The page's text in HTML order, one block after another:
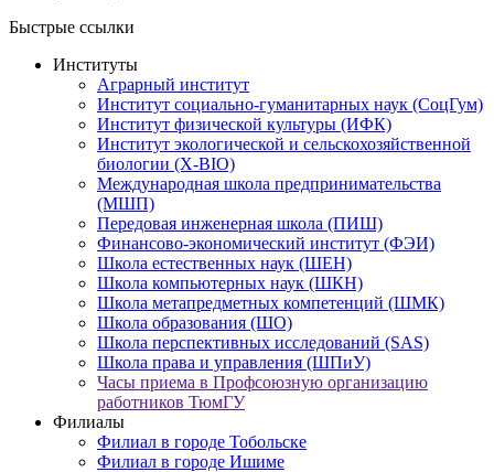
Быстрые ссылки
Институты
Аграрный институт
Институт социально-гуманитарных наук (СоцГум)
Институт физической культуры (ИФК)
Институт экологической и сельскохозяйственной
биологии (X-BIO)
Международная школа предпринимательства
(МШП)
Передовая инженерная школа (ПИШ)
Финансово-экономический институт (ФЭИ)
Школа естественных наук (ШЕН)
Школа компьютерных наук (ШКН)
Школа метапредметных компетенций (ШМК)
Школа образования (ШО)
Школа перспективных исследований (SAS)
Школа права и управления (ШПиУ)
Часы приема в Профсоюзную организацию
работников ТюмГУ
Филиалы
Филиал в городе Тобольске
Филиал в городе Ишиме